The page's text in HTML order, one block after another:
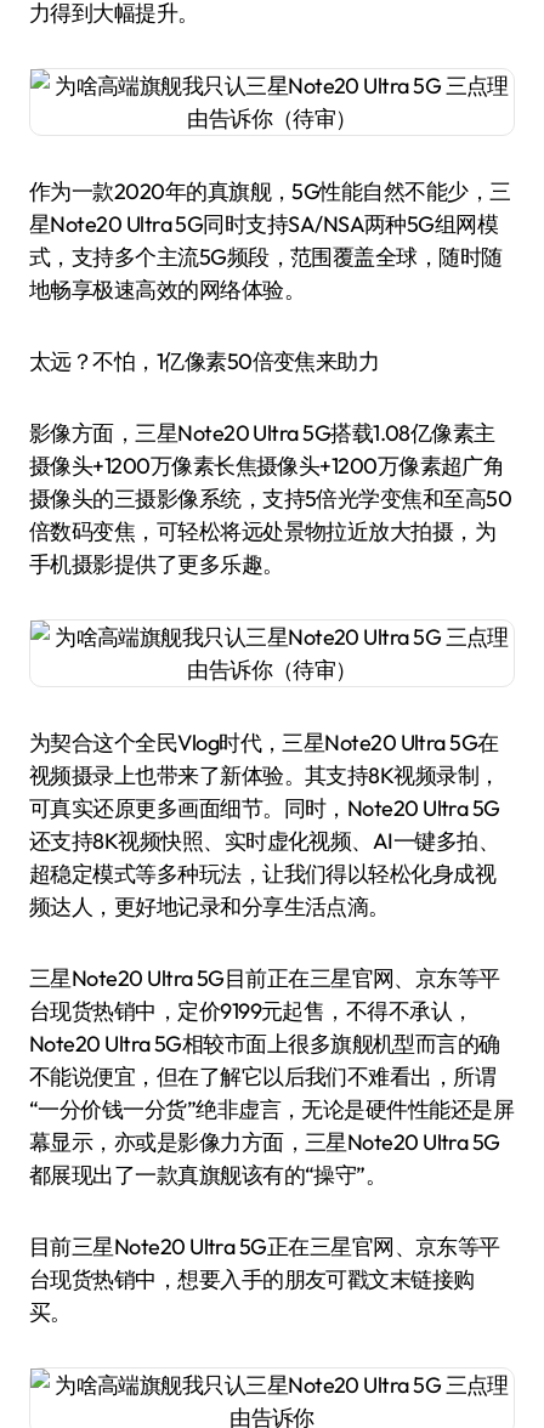
力得到大幅提升。
作为一款2020年的真旗舰，5G性能自然不能少，三
星Note20 Ultra 5G同时支持SA/NSA两种5G组网模
式，支持多个主流5G频段，范围覆盖全球，随时随
地畅享极速高效的网络体验。
太远？不怕，1亿像素50倍变焦来助力
影像方面，三星Note20 Ultra 5G搭载1.08亿像素主
摄像头+1200万像素长焦摄像头+1200万像素超广角
摄像头的三摄影像系统，支持5倍光学变焦和至高50
倍数码变焦，可轻松将远处景物拉近放大拍摄，为
手机摄影提供了更多乐趣。
为契合这个全民Vlog时代，三星Note20 Ultra 5G在
视频摄录上也带来了新体验。其支持8K视频录制，
可真实还原更多画面细节。同时，Note20 Ultra 5G
还支持8K视频快照、实时虚化视频、AI一键多拍、
超稳定模式等多种玩法，让我们得以轻松化身成视
频达人，更好地记录和分享生活点滴。
三星Note20 Ultra 5G目前正在三星官网、京东等平
台现货热销中，定价9199元起售，不得不承认，
Note20 Ultra 5G相较市面上很多旗舰机型而言的确
不能说便宜，但在了解它以后我们不难看出，所谓
“一分价钱一分货”绝非虚言，无论是硬件性能还是屏
幕显示，亦或是影像力方面，三星Note20 Ultra 5G
都展现出了一款真旗舰该有的“操守”。
目前三星Note20 Ultra 5G正在三星官网、京东等平
台现货热销中，想要入手的朋友可戳文末链接购
买。